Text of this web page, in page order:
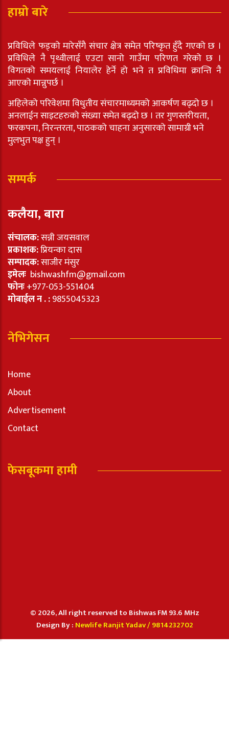
हाम्रो बारे
प्रविधिले फड्को मारेसँगै संचार क्षेत्र समेत परिष्कृत हुँदै गएको छ ।
प्रविधिले नै पृथ्वीलाई एउटा सानो गाउँमा परिणत गरेको छ ।
विगतको समयलाई नियालेर हेर्ने हो भने त प्रविधिमा क्रान्ति नै
आएको मान्नुपर्छ ।
अहिलेको परिवेशमा विधुतीय संचारमाध्यमको आकर्षण बढ्दो छ ।
अनलाईन साइटहरुको संख्या समेत बढ्दो छ । तर गुणस्तरीयता,
फरकपना, निरन्तरता, पाठकको चाहना अनुसारको सामाग्री भने
मुलभुत पक्ष हुन् ।
सम्पर्क
कलैया, बारा
संचालक:सन्नी जयसवाल
प्रकाशक:प्रियन्का दास
सम्पादक:साजीर मंसुर
इमेलः bishwashfm@gmail.com
फोनः+977-053-551404
मोबाईल न . :9855045323
नेभिगेसन
Home
About
Advertisement
Contact
फेसबूकमा हामी
© 2026, All right reserved to Bishwas FM 93.6 MHz
Design By : Newlife Ranjit Yadav /9814232702